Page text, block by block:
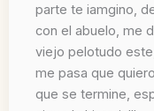
parte te iamgino,
con el abuelo, me
viejo pelotudo
me pasa que
que se termine,